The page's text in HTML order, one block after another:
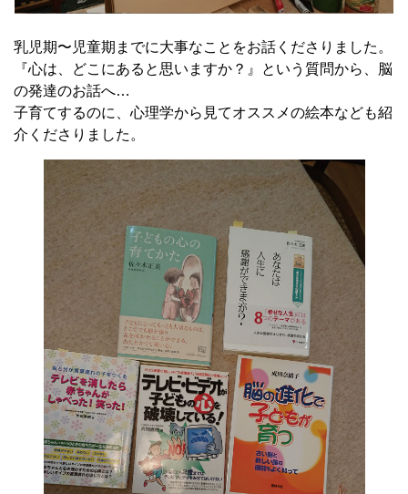
乳児期〜児童期までに大事なことをお話くださりました。
『心は、どこにあると思いますか？』という質問から、脳
の発達のお話へ…
子育てするのに、心理学から見てオススメの絵本なども紹
介くださりました。